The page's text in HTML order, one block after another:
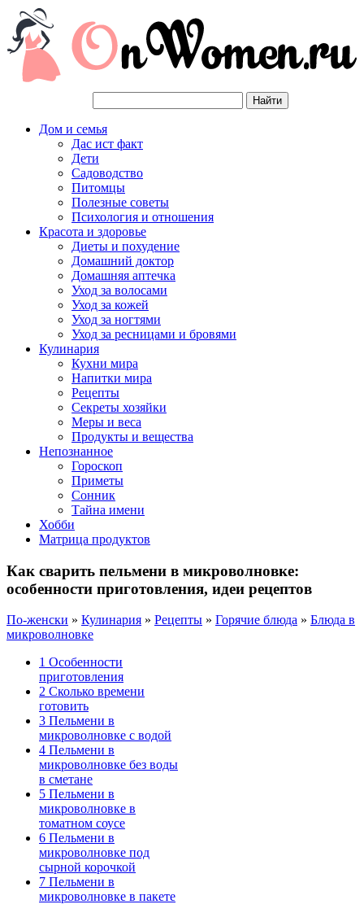
Дом и семья
Дас ист факт
Дети
Садоводство
Питомцы
Полезные советы
Психология и отношения
Красота и здоровье
Диеты и похудение
Домашний доктор
Домашняя аптечка
Уход за волосами
Уход за кожей
Уход за ногтями
Уход за ресницами и бровями
Кулинария
Кухни мира
Напитки мира
Рецепты
Секреты хозяйки
Меры и веса
Продукты и вещества
Непознанное
Гороскоп
Приметы
Сонник
Тайна имени
Хобби
Матрица продуктов
Как сварить пельмени в микроволновке:
особенности приготовления, идеи рецептов
По-женски » Кулинария » Рецепты » Горячие блюда » Блюда в
микроволновке
1 Особенности
приготовления
2 Сколько времени
готовить
3 Пельмени в
микроволновке с водой
4 Пельмени в
микроволновке без воды
в сметане
5 Пельмени в
микроволновке в
томатном соусе
6 Пельмени в
микроволновке под
сырной корочкой
7 Пельмени в
микроволновке в пакете